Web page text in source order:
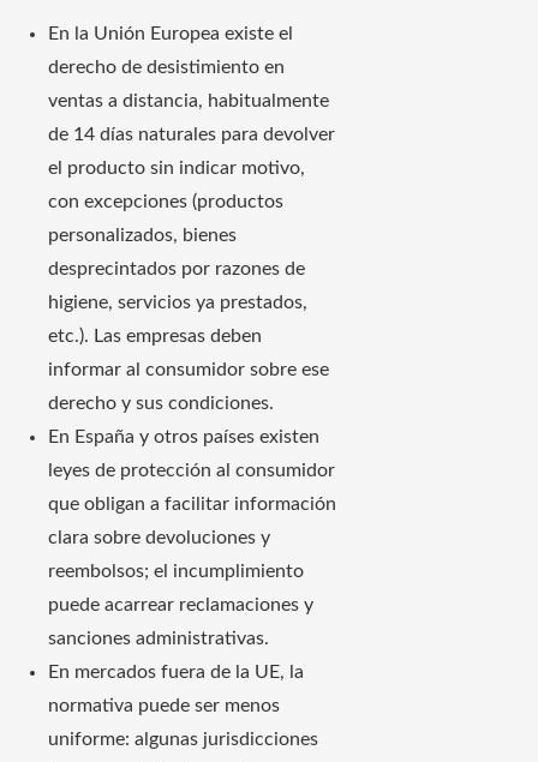
En la Unión Europea existe el
derecho de desistimiento en
ventas a distancia, habitualmente
de 14 días naturales para devolver
el producto sin indicar motivo,
con excepciones (productos
personalizados, bienes
desprecintados por razones de
higiene, servicios ya prestados,
etc.). Las empresas deben
informar al consumidor sobre ese
derecho y sus condiciones.
En España y otros países existen
leyes de protección al consumidor
que obligan a facilitar información
clara sobre devoluciones y
reembolsos; el incumplimiento
puede acarrear reclamaciones y
sanciones administrativas.
En mercados fuera de la UE, la
normativa puede ser menos
uniforme: algunas jurisdicciones